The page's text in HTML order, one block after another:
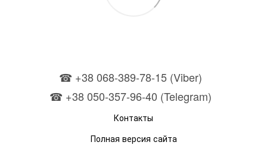
☎ +38 068-389-78-15 (Viber)
☎ +38 050-357-96-40 (Telegram)
Контакты
Полная версия сайта